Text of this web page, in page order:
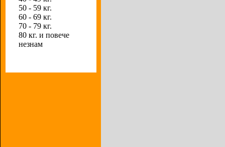
50 - 59 кг.
60 - 69 кг.
70 - 79 кг.
80 кг. и повече
незнам